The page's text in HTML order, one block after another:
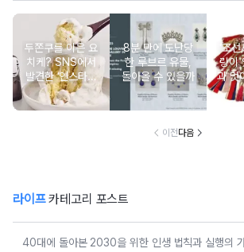
두쫀쿠를 이은 요
치케? SNS에서
발견한 ‘인스타그
래머블’한 케이크
8분 만에 도난당
한 루브르 유물,
돌아올 수 있을까
‘조
링이
과 멋
이전다음
라이프카테고리 포스트
40대에 돌아본 2030을 위한 인생 법칙과 실행의